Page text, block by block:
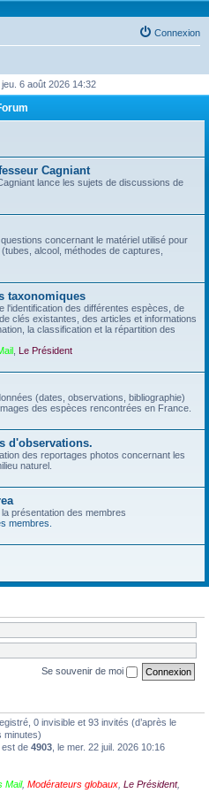
Connexion
6 août 2026 14:32
Cagniant
lance les sujets de discussions de
concernant le matériel utilisé pour
alcool, méthodes de captures,
taxonomiques
l'identification des différentes espèces, de
clés existantes, des articles et informations
la classification et la répartition des
Le Président
(dates, observations, bibliographie)
des espèces rencontrées en France.
d'observations.
des reportages photos concernant les
naturel.
présentation des membres
membres.
Se souvenir de moi
0 invisible et 93 invités (d’après le
minutes)
est de 4903 , le mer. 22 juil. 2026 10:16
Mail, Modérateurs globaux Le Président,